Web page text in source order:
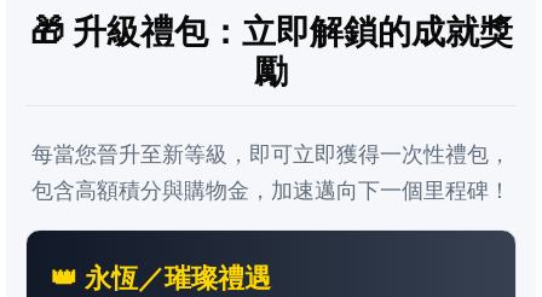
🎁 升級禮包：立即解鎖的成就獎
勵
每當您晉升至新等級，即可立即獲得一次性禮包，
包含高額積分與購物金，加速邁向下一個里程碑！
👑 永恆／璀璨禮遇